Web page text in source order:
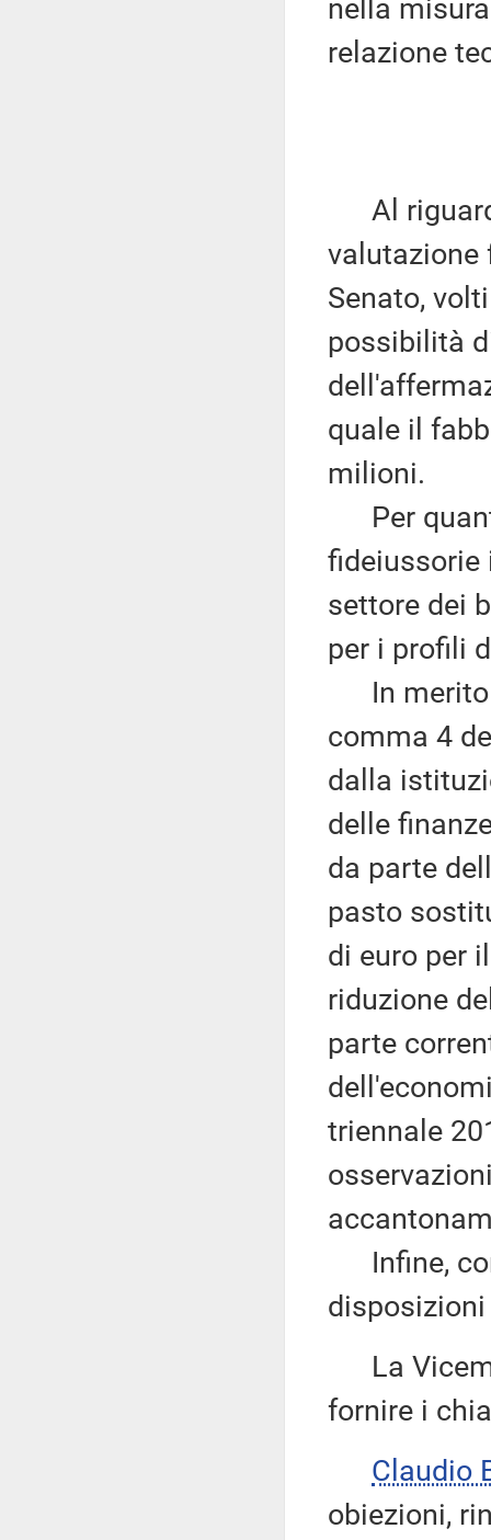
nella
relazione
Al
valutazione
Senato,
possibilità
quale il
milioni.
Per
fideiussorie
settore dei
per i profili
In merito
comma 4
dalla
delle
da parte
pasto
di euro per
riduzione
parte
triennale
Infine,
La
fornire i
Claudio
obiezioni,